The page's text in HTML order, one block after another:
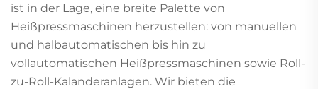
ist in der Lage, eine breite Palette von
Heißpressmaschinen herzustellen: von manuellen
und halbautomatischen bis hin zu
vollautomatischen Heißpressmaschinen sowie Roll-
zu-Roll-Kalanderanlagen. Wir bieten die